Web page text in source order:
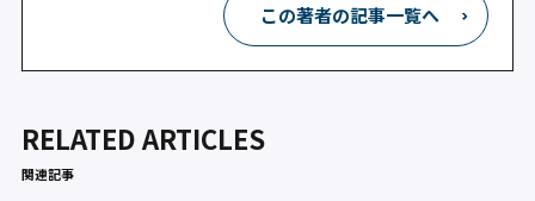
この著者の記事一覧へ
RELATED ARTICLES
関連記事